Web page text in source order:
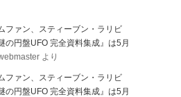
ファン、スティーブン・ラリビ
の円盤UFO 完全資料集成』は5月
より
ファン、スティーブン・ラリビ
の円盤UFO 完全資料集成』は5月